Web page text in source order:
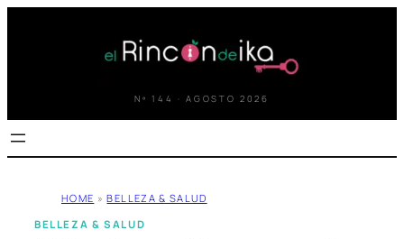
Nº 144 · AGOSTO 2026
HOME » BELLEZA & SALUD
BELLEZA & SALUD